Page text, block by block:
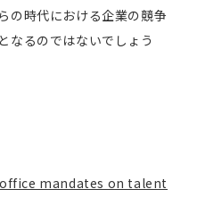
の時代における企業の競争
なるのではないでしょう
mandates on talent